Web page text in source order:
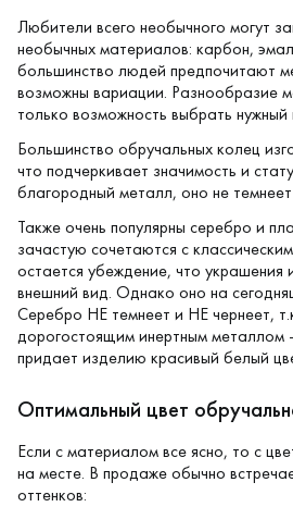
Любители всего необычного могут
необычных материалов: карбон,
большинство людей предпочитают
возможны вариации. Разнообразие
только возможность выбрать нужный
Большинство обручальных колец
что подчеркивает значимость и
благородный металл, оно не темнеет
Также очень популярны серебро и
зачастую сочетаются с
остается убеждение, что украшения
внешний вид. Однако оно на
Серебро НЕ темнеет и НЕ чернеет,
дорогостоящим инертным металлом
придает изделию красивый белый
Оптимальный цвет
Если с материалом все ясно, то с
на месте. В продаже обычно
оттенков: